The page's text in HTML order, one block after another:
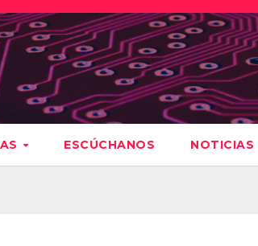
ESCÚCHANOS NOTICIAS